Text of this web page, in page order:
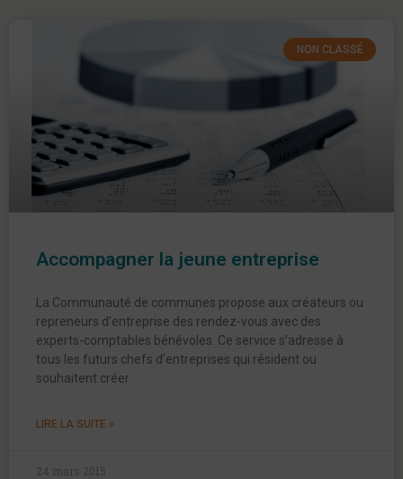
NON CLASSÉ
Accompagner la jeune entreprise
La Communauté de communes propose aux créateurs ou
repreneurs d’entreprise des rendez-vous avec des
experts-comptables bénévoles. Ce service s’adresse à
tous les futurs chefs d’entreprises qui résident ou
souhaitent créer
LIRE LA SUITE »
24 mars 2015